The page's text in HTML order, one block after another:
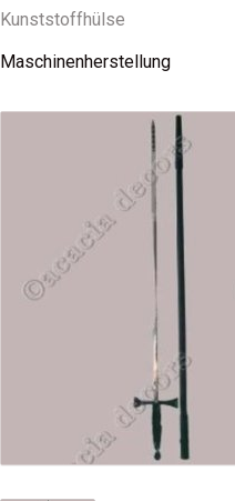
Kunststoffhülse
Maschinenherstellung